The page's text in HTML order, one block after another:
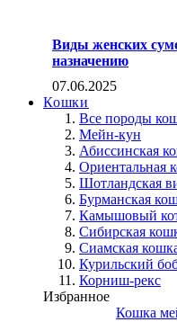
Виды женских
назначению
07.06.2025
Кошки
Все породы
Мейн-кун
Абиссинская
Ориентальная
Шотландская
Бурманская
Камышовый
Сибирская
Сиамская
Курильский
Корниш-рекс
Избранное
Кошка